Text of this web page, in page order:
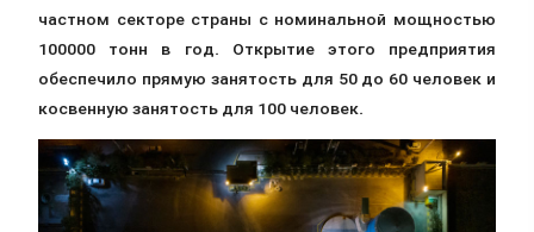
частном секторе страны с номинальной мощностью
100000 тонн в год. Открытие этого предприятия
обеспечило прямую занятость для 50 до 60 человек и
косвенную занятость для 100 человек.